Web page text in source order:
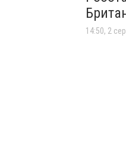
14:50, 2